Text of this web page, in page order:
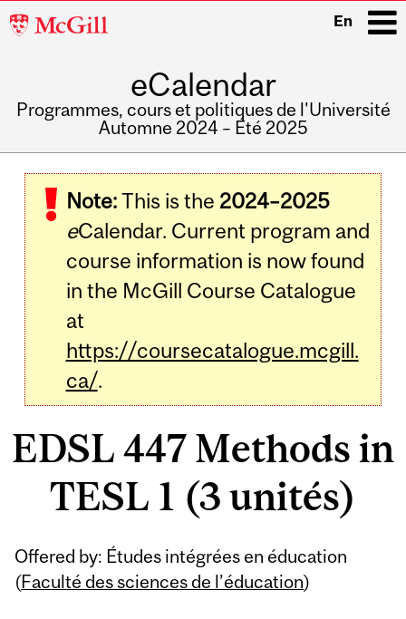
McGill
En
eCalendar
Programmes, cours et politiques de l'Université
Automne 2024 – Été 2025
navigation
Note:This is the 2024–2025
eCalendar. Current program and
course information is now found
in the McGill Course Catalogue
at
https://coursecatalogue.mcgill.
ca/.
EDSL 447 Methods in
TESL 1 (3 unités)
Offered by: Études intégrées en éducation
(Faculté des sciences de l’éducation)